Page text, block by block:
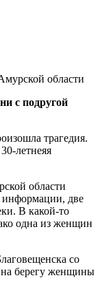
области
с подругой
трагедия.
летнеяя
области
информации, две
В какой-то
одна из женщин
со
на берегу женщины